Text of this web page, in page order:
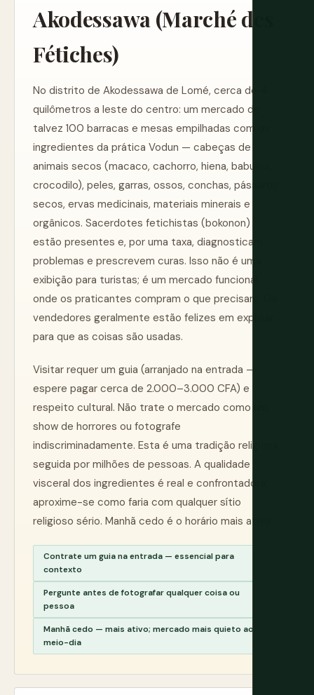
Akodessawa (Marché des
Fétiches)
No distrito de Akodessawa de Lomé, cerca de 4
quilômetros a leste do centro: um mercado de
talvez 100 barracas e mesas empilhadas com os
ingredientes da prática Vodun — cabeças de
animais secos (macaco, cachorro, hiena, babuíno,
crocodilo), peles, garras, ossos, conchas, pássaros
secos, ervas medicinais, materiais minerais e
orgânicos. Sacerdotes fetichistas (bokonon)
estão presentes e, por uma taxa, diagnosticam
problemas e prescrevem curas. Isso não é uma
exibição para turistas; é um mercado funcional
onde os praticantes compram o que precisam. Os
vendedores geralmente estão felizes em explicar
para que as coisas são usadas.
Visitar requer um guia (arranjado na entrada —
espere pagar cerca de 2.000–3.000 CFA) e
respeito cultural. Não trate o mercado como um
show de horrores ou fotografe
indiscriminadamente. Esta é uma tradição religiosa
seguida por milhões de pessoas. A qualidade
visceral dos ingredientes é real e confrontadora;
aproxime-se como faria com qualquer sítio
religioso sério. Manhã cedo é o horário mais ativo.
Contrate um guia na entrada — essencial para
contexto
Pergunte antes de fotografar qualquer coisa ou
pessoa
Manhã cedo — mais ativo; mercado mais quieto ao
meio-dia